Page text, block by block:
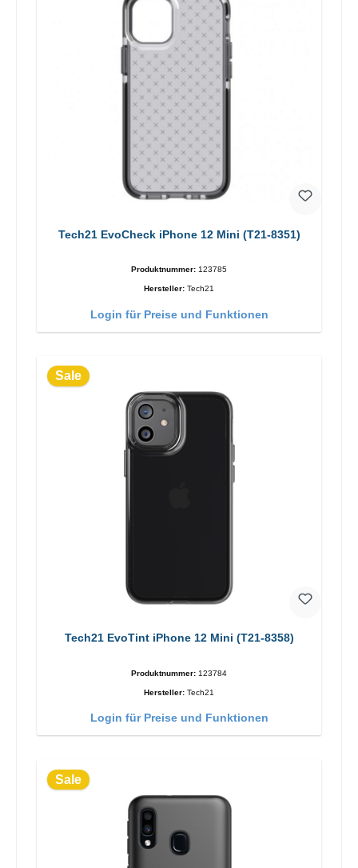
Tech21 EvoCheck iPhone 12 Mini (T21-8351)
Produktnummer: 123785
Hersteller: Tech21
Login für Preise und Funktionen
Sale
Tech21 EvoTint iPhone 12 Mini (T21-8358)
Produktnummer: 123784
Hersteller: Tech21
Login für Preise und Funktionen
Sale